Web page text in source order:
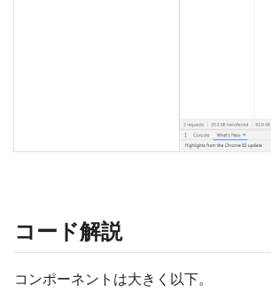
コード解説
コンポーネントは大きく以下。